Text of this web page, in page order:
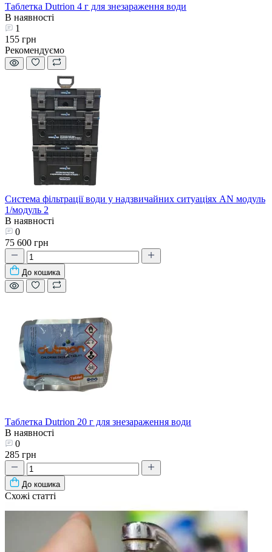
Таблетка Dutrion 4 г для знезараження води
В наявності
1
155 грн
Рекомендуємо
Система фільтрації води у надзвичайних ситуаціях AN модуль
1/модуль 2
В наявності
0
75 600 грн
До кошика
Таблетка Dutrion 20 г для знезараження води
В наявності
0
285 грн
До кошика
Схожі статті